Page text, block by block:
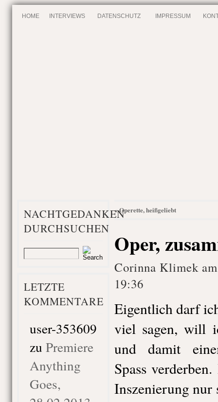
HOME INTERVIEWS DATENSCHUTZ IMPRESSUM
NACHTGEDANKEN
DURCHSUCHEN
LETZTE
KOMMENTARE
user-353609
zu Premiere
Anything
Goes,
«Operette, heißgeliebt
Oper,
Corinna Klimek
19:36
Eigentlich darf
viel sagen, will
und damit
Spass
Inszenierung